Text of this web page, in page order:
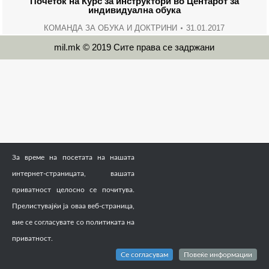
индивидуална обука
КОМАНДА ЗА ОБУКА И ДОКТРИНИ 31.01.2017
mil.mk © 2019 Сите права се задржани
За време на посетата на нашата
интернет-страницата, вашата
приватност целосно се почитува.
Прелистувајќи ја оваа веб-страница,
вие се согласувате со политиката на
приватност.
Се согласувам Повеќе информации